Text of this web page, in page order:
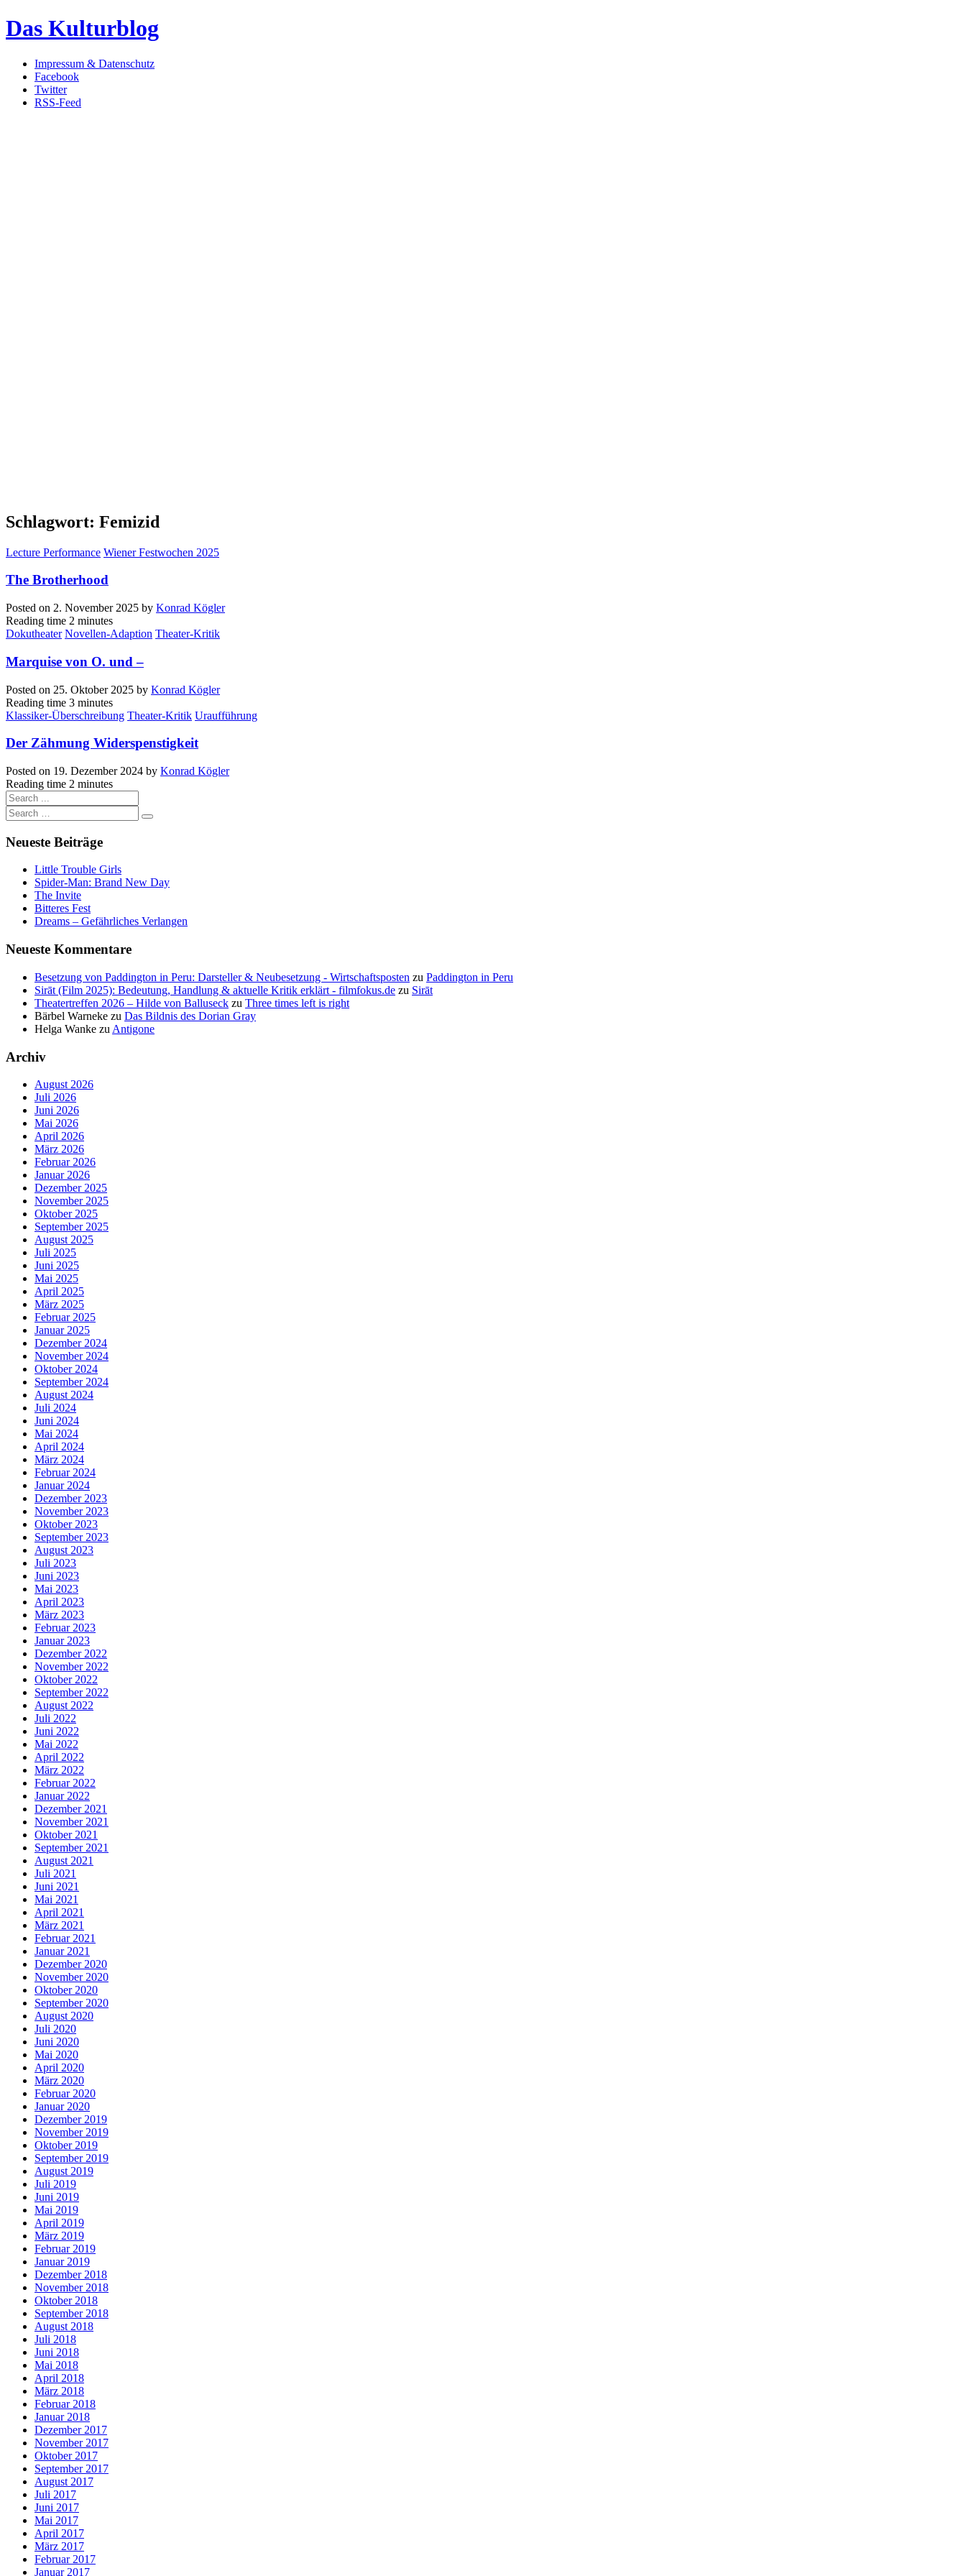
Das Kulturblog
Impressum & Datenschutz
Facebook
Twitter
RSS-Feed
Schlagwort: Femizid
Lecture Performance Wiener Festwochen 2025
The Brotherhood
Posted on 2. November 2025 by Konrad Kögler
Reading time 2 minutes
Dokutheater Novellen-Adaption Theater-Kritik
Marquise von O. und –
Posted on 25. Oktober 2025 by Konrad Kögler
Reading time 3 minutes
Klassiker-Überschreibung Theater-Kritik Uraufführung
Der Zähmung Widerspenstigkeit
Posted on 19. Dezember 2024 by Konrad Kögler
Reading time 2 minutes
Neueste Beiträge
Little Trouble Girls
Spider-Man: Brand New Day
The Invite
Bitteres Fest
Dreams – Gefährliches Verlangen
Neueste Kommentare
Besetzung von Paddington in Peru: Darsteller & Neubesetzung - Wirtschaftsposten zu Paddington in Peru
Sirāt (Film 2025): Bedeutung, Handlung & aktuelle Kritik erklärt - filmfokus.de zu Sirāt
Theatertreffen 2026 – Hilde von Balluseck zu Three times left is right
Bärbel Warneke zu Das Bildnis des Dorian Gray
Helga Wanke zu Antigone
Archiv
August 2026
Juli 2026
Juni 2026
Mai 2026
April 2026
März 2026
Februar 2026
Januar 2026
Dezember 2025
November 2025
Oktober 2025
September 2025
August 2025
Juli 2025
Juni 2025
Mai 2025
April 2025
März 2025
Februar 2025
Januar 2025
Dezember 2024
November 2024
Oktober 2024
September 2024
August 2024
Juli 2024
Juni 2024
Mai 2024
April 2024
März 2024
Februar 2024
Januar 2024
Dezember 2023
November 2023
Oktober 2023
September 2023
August 2023
Juli 2023
Juni 2023
Mai 2023
April 2023
März 2023
Februar 2023
Januar 2023
Dezember 2022
November 2022
Oktober 2022
September 2022
August 2022
Juli 2022
Juni 2022
Mai 2022
April 2022
März 2022
Februar 2022
Januar 2022
Dezember 2021
November 2021
Oktober 2021
September 2021
August 2021
Juli 2021
Juni 2021
Mai 2021
April 2021
März 2021
Februar 2021
Januar 2021
Dezember 2020
November 2020
Oktober 2020
September 2020
August 2020
Juli 2020
Juni 2020
Mai 2020
April 2020
März 2020
Februar 2020
Januar 2020
Dezember 2019
November 2019
Oktober 2019
September 2019
August 2019
Juli 2019
Juni 2019
Mai 2019
April 2019
März 2019
Februar 2019
Januar 2019
Dezember 2018
November 2018
Oktober 2018
September 2018
August 2018
Juli 2018
Juni 2018
Mai 2018
April 2018
März 2018
Februar 2018
Januar 2018
Dezember 2017
November 2017
Oktober 2017
September 2017
August 2017
Juli 2017
Juni 2017
Mai 2017
April 2017
März 2017
Februar 2017
Januar 2017